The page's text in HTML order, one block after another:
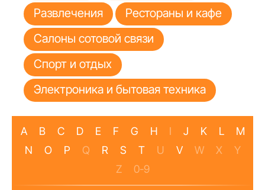
Развлечения
Рестораны и кафе
Салоны сотовой связи
Спорт и отдых
Электроника и бытовая техника
A B C D E F G H I J K L
M
N
O P Q R S T U V W X
Y
Z
0-9